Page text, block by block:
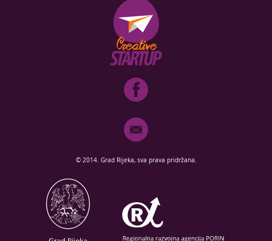
© 2014. Grad Rijeka, sva prava pridržana.